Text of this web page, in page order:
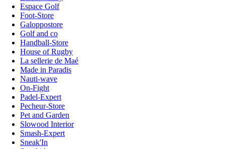
Espace Golf
Foot-Store
Galoppostore
Golf and co
Handball-Store
House of Rugby
La sellerie de Maé
Made in Paradis
Nauti-wave
On-Fight
Padel-Expert
Pecheur-Store
Pet and Garden
Slowood Interior
Smash-Expert
Sneak'In